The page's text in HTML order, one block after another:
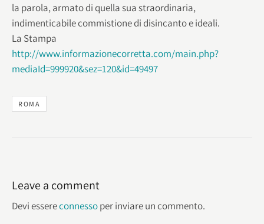
la parola, armato di quella sua straordinaria,
indimenticabile commistione di disincanto e ideali.
La Stampa
http://www.informazionecorretta.com/main.php?
mediaId=999920&sez=120&id=49497
ROMA
Leave a comment
Devi essereconnessoper inviare un commento.